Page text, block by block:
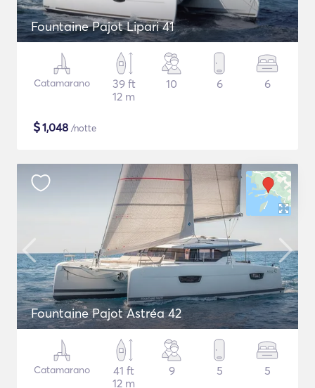
Fountaine Pajot Lipari 41
Catamarano
39 ft
12 m
10 6 6
$1,048 /notte
Fountaine Pajot Astréa 42
Catamarano
41 ft
12 m
9 5 5